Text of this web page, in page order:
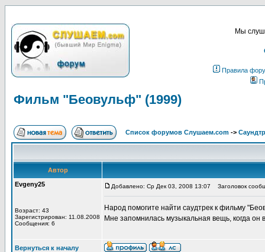
Мы
Правила
Фильм "Беовульф" (1999)
Список форумов Слушаем.com ->
Автор
Evgeny25
Возраст: 43
Зарегистрирован: 11.08.2008
Сообщения: 6
Добавлено: Ср Дек 03, 2008 13:07 Заголовок
Народ помогите найти саудтрек к фильму
Мне запомнилась музыкальная вещь, когда он
Вернуться к началу